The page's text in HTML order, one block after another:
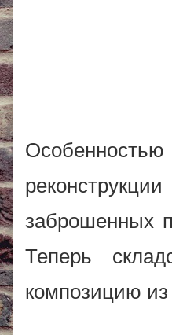
заброшенных
Теперь
композицию